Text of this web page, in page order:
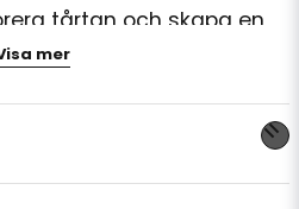
tårtan och skapa en
festen
mer